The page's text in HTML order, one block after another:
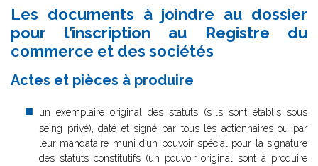
Les documents à joindre au dossier
pour l’inscription au Registre du
commerce et des sociétés
Actes et pièces à produire
un exemplaire original des statuts (s’ils sont établis sous
seing privé), daté et signé par tous les actionnaires ou par
leur mandataire muni d’un pouvoir spécial pour la signature
des statuts constitutifs (un pouvoir original sont à produire